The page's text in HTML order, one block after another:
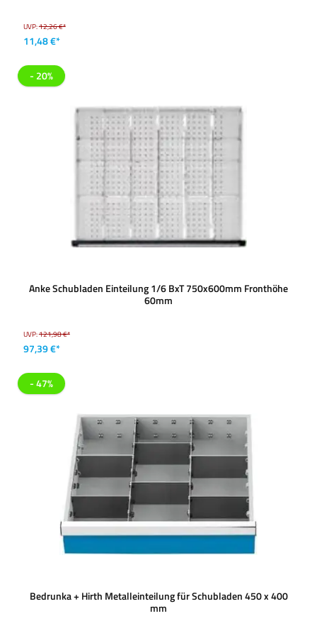
UVP:12,26 €*
11,48 €*
- 20%
Anke Schubladen Einteilung 1/6 BxT 750x600mm Fronthöhe
60mm
UVP:121,98 €*
97,39 €*
- 47%
Bedrunka + Hirth Metalleinteilung für Schubladen 450 x 400
mm